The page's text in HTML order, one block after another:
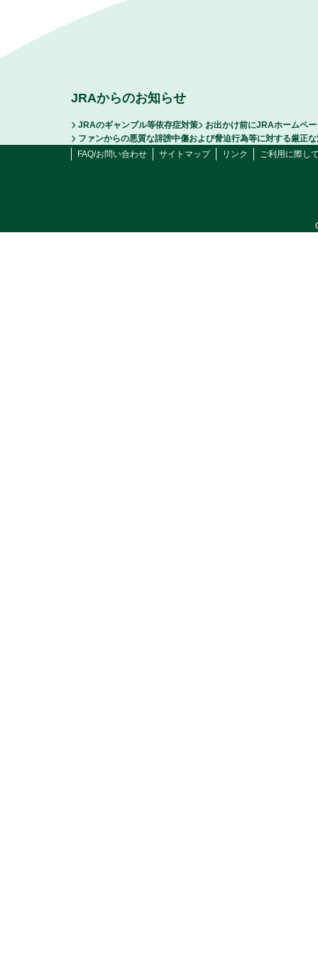
JRAからのお知らせ
JRAのギャンブル等依存症対策
お出かけ前にJRAホームペ
ファンからの悪質な誹謗中傷および脅迫行為等に対する厳正
FAQ/お問い合わせ
サイトマップ リンク ご利用に際し